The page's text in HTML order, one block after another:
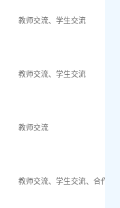
教师交流、学生交流
教师交流、学生交流
教师交流
教师交流、学生交流、合作